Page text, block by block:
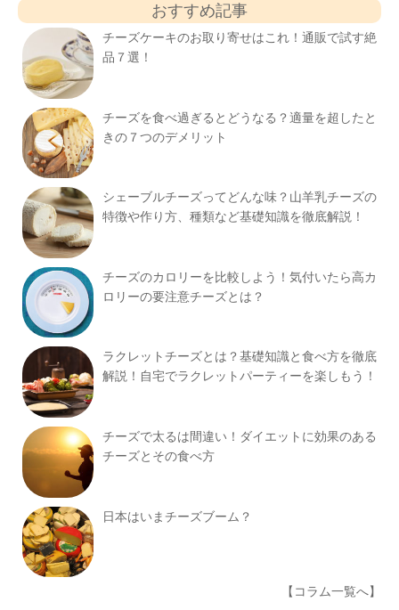
おすすめ記事
チーズケーキのお取り寄せはこれ！通販で試す絶
品７選！
チーズを食べ過ぎるとどうなる？適量を超したと
きの７つのデメリット
シェーブルチーズってどんな味？山羊乳チーズの
特徴や作り方、種類など基礎知識を徹底解説！
チーズのカロリーを比較しよう！気付いたら高カ
ロリーの要注意チーズとは？
ラクレットチーズとは？基礎知識と食べ方を徹底
解説！自宅でラクレットパーティーを楽しもう！
チーズで太るは間違い！ダイエットに効果のある
チーズとその食べ方
日本はいまチーズブーム？
【コラム一覧へ】